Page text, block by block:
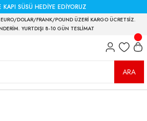
KAPI SÜSÜ HEDİYE EDİYORUZ
DOLAR/FRANK/POUND ÜZERİ KARGO ÜCRETSİZ.
YURTDIŞI 8-10 GÜN TESLİMAT
ARA